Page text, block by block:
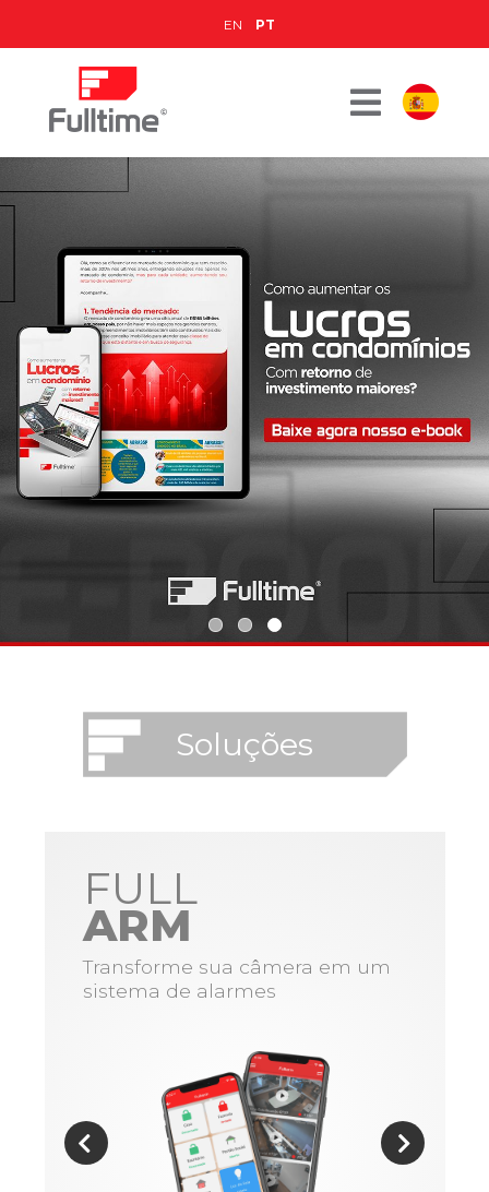
EN PT
Soluções
FULL
ARM
Transforme sua câmera em um
sistema de alarmes